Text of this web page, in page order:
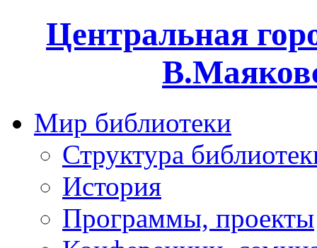
Центральная
Мир библиотеки
Структура
История
Программы, проекты